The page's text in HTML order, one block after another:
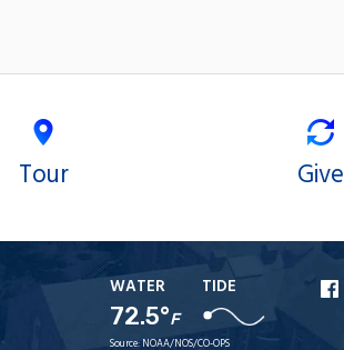
Tour Give
WATER
72.5°F
TIDE
Source: NOAA/NOS/CO-OPS